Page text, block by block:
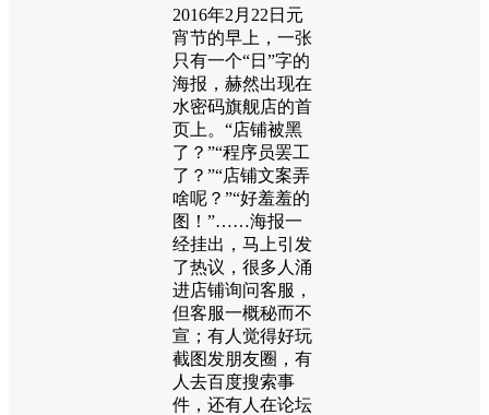
2016年2月22日元
宵节的早上，一张
只有一个“日”字的
海报，赫然出现在
水密码旗舰店的首
页上。 “店铺被黑
了？”“程序员罢工
了？”“店铺文案弄
啥呢？”“好羞羞的
图！”……海报一
经挂出，马上引发
了热议，很多人涌
进店铺询问客服，
但客服一概秘而不
宣；有人觉得好玩
截图发朋友圈，有
人去百度搜索事
件，还有人在论坛